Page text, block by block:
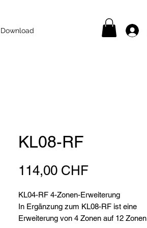
Download
KL08-RF
114,00 CHFPreis
KL04-RF 4-Zonen-Erweiterung
In Ergänzung zum KL08-RF ist eine
Erweiterung von 4 Zonen auf 12 Zonen